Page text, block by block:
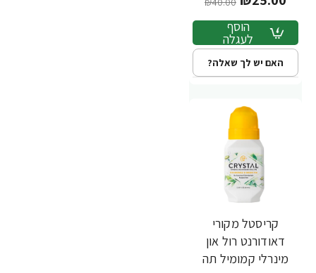
הוסף
לעגלה
האם יש לך שאלה?
קריסטל מקורי
דאודורנט רול און
מינרלי קמומיל תה